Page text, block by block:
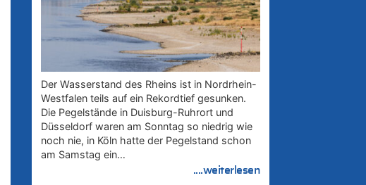
Der Wasserstand des Rheins ist in Nordrhein-
Westfalen teils auf ein Rekordtief gesunken.
Die Pegelstände in Duisburg-Ruhrort und
Düsseldorf waren am Sonntag so niedrig wie
noch nie, in Köln hatte der Pegelstand schon
am Samstag ein…
....weiterlesen